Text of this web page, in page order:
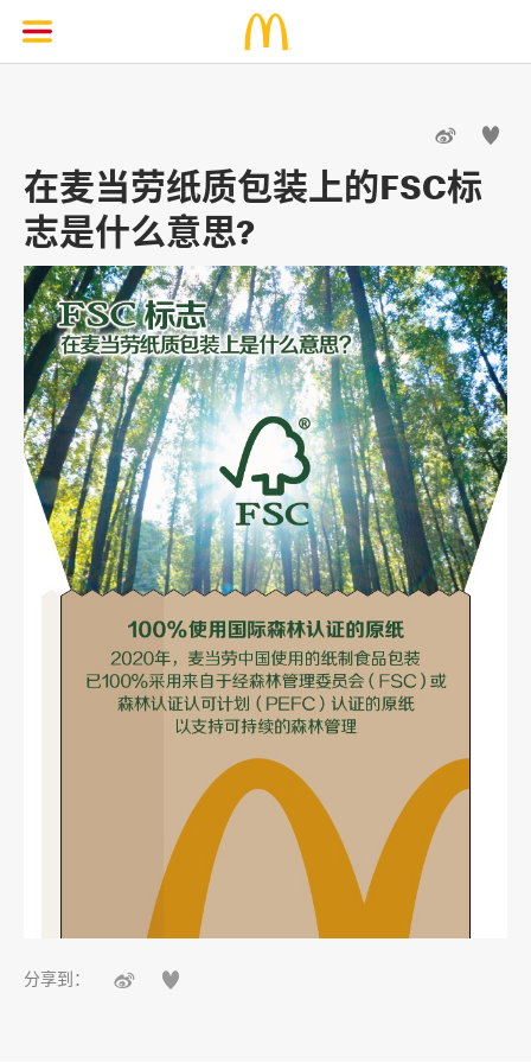
 
在麦当劳纸质包装上的FSC标
志是什么意思?
分享到：  